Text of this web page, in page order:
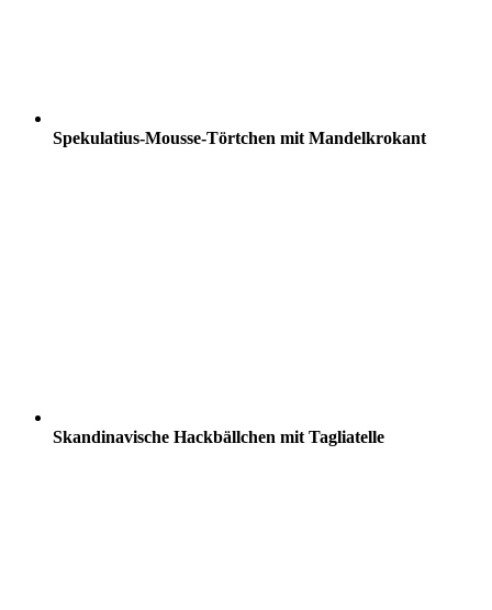
Spekulatius-Mousse-Törtchen mit Mandelkrokant
Skandinavische Hackbällchen mit Tagliatelle